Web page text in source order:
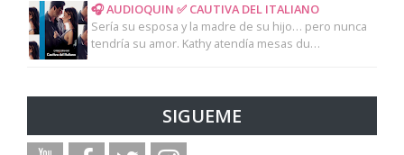
🎧 AUDIOQUIN ✅ CAUTIVA DEL ITALIANO
Sería su esposa y la madre de su hijo… pero nunca
tendría su amor. Kathy atendía mesas du…
SIGUEME